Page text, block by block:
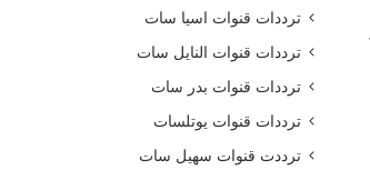
ترددات قنوات اسيا سات
ترددات قنوات النايل سات
ترددات قنوات بدر سات
ترددات قنوات يوتلسات
ترددت قنوات سهيل سات